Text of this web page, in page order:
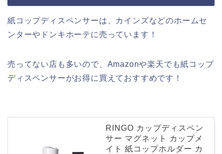
紙コップディスペンサーは、カインズなどのホームセ
ンターやドンキホーテに売っています！
売ってない店も多いので、Amazonや楽天でも紙コップ
ディスペンサーがお得に買えておすすめです！
RINGO カップディスペン
サー マグネット カップメ
イト 紙コップホルダー カ